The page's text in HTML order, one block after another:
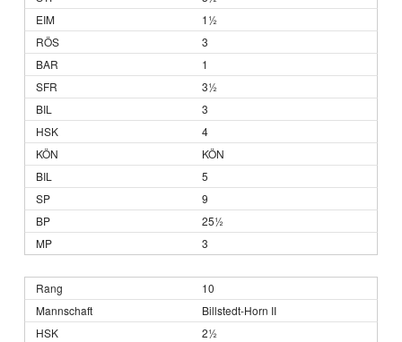
1½
3
1
3½
3
4
KÖN
5
9
25½
3
10
Billstedt-Horn II
2½